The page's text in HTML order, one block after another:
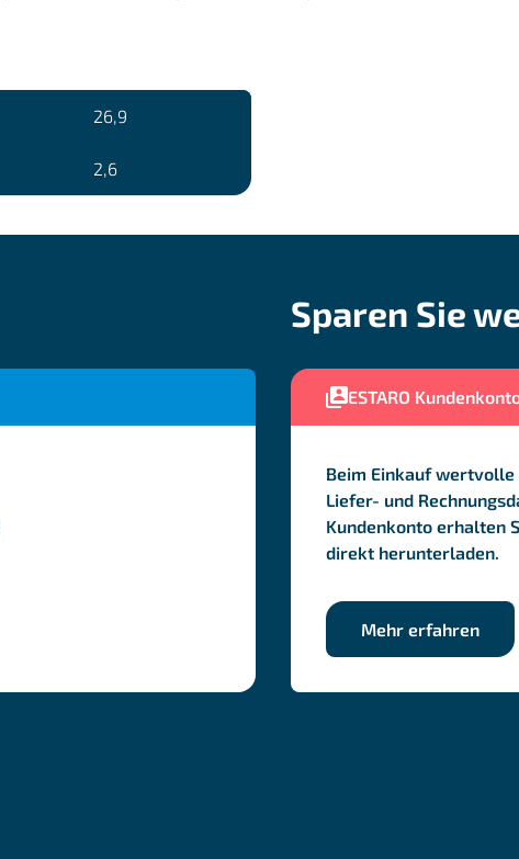
26,9
2,6
Sparen Sie
ESTARO
Beim Einkauf wertvolle
Liefer- und
Kundenkonto erhalten
direkt herunterladen.
Mehr erfahren